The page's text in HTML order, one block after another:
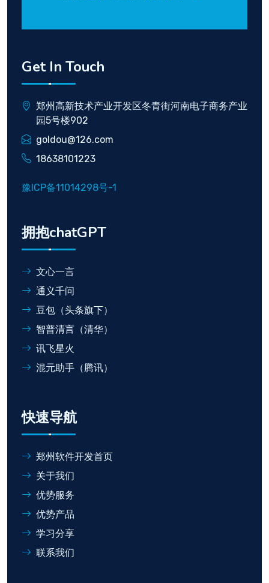
Get In Touch
郑州高新技术产业开发区冬青街河南电子商务产业
园5号楼902
goldou@126.com
18638101223
豫ICP备11014298号-1
拥抱chatGPT
文心一言
通义千问
豆包（头条旗下）
智普清言（清华）
讯飞星火
混元助手（腾讯）
快速导航
郑州软件开发首页
关于我们
优势服务
优势产品
学习分享
联系我们